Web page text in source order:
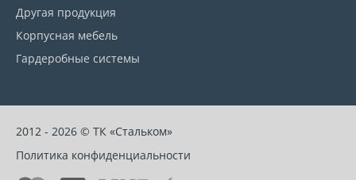
Другая продукция
Корпусная мебель
Гардеробные системы
2012 - 2026 © ТК «Стальком»
Политика конфиденциальности